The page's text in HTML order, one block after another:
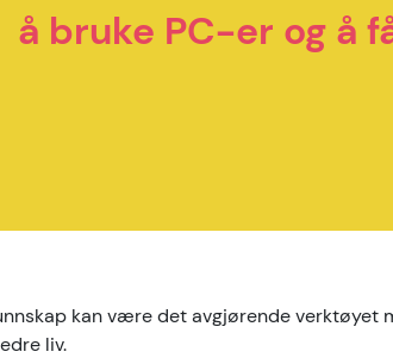
å bruke PC-er og å
kan være det avgjørende verktøyet
liv.